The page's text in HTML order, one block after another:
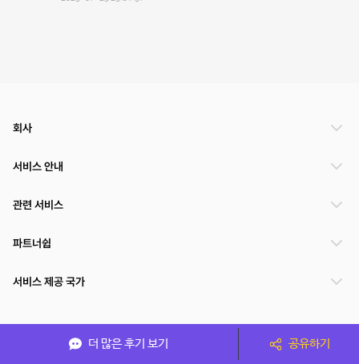
더 많은 후기 보기 공유하기
회사
서비스 안내
관련 서비스
파트너쉽
서비스 제공 국가
(주)NSPACE 사업자정보